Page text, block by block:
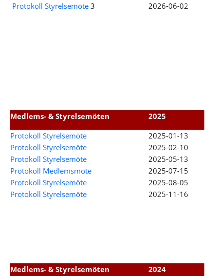
Protokoll Styrelsemöte 3 2026-06-02
Medlems- & Styrelsemöten
2025
Protokoll Styrelsemöte
2025-01-13
Protokoll Styrelsemöte
2025-02-10
Protokoll Styrelsemöte
2025-05-13
Protokoll Medlemsmöte
2025-07-15
Protokoll Styrelsemöte
2025-08-05
Protokoll Styrelsemöte
2025-11-16
Medlems- & Styrelsemöten
2024